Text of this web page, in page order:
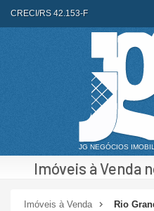
CRECI/RS 42.153-F
Imóveis à Venda
Imóveis à Venda Rio